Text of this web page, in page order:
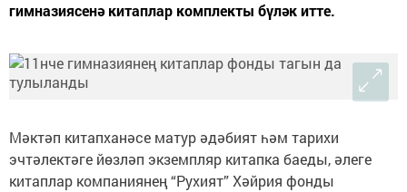
гимназиясенә китаплар комплекты бүләк итте.
Мәктәп китапханәсе матур әдәбият һәм тарихи
эчтәлектәге йөзләп экземпляр китапка баеды, әлеге
китаплар компаниянең “Рухият” Хәйрия фонды